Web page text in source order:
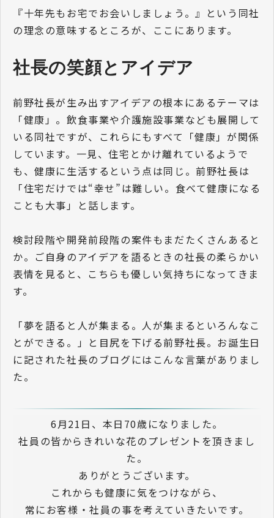
『十年先もお宅でお会いしましょう。』という同社
の理念の意味するところが、ここにあります。
社長の笑顔とアイデア
前野社長が生み出すアイデアの根本にあるテーマは
「健康」。飲食事業や介護施設事業なども展開して
いる同社ですが、これらにもすべて「健康」が関係
しています。一見、住宅とかけ離れているようで
も、健康に生活するという点は同じ。前野社長は
「住宅だけでは“幸せ”は難しい。食べて健康になる
ことも大事」と話します。
検討段階や開発前段階の案件もまだたくさんあると
か。ご自身のアイデアを語るときの社長の柔らかい
表情を見ると、こちらも優しい気持ちになってきま
す。
「夢を語ると人が集まる。人が集まるといろんなこ
とができる。」と目尻を下げる前野社長。お誕生日
に記された社長のブログにはこんな言葉がありまし
た。
6月21日、本日70歳になりました。
社員の皆からきれいな花のプレゼントを頂きまし
た。
ありがとうございます。
これからも健康に気をつけながら、
常にお客様・社員の事を考えていきたいです。